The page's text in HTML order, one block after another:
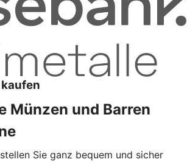
Münzen und Barren
Sie ganz bequem und sicher